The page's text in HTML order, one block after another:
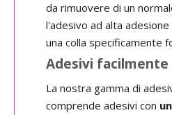
da rimuovere di un
l'adesivo ad alta
una colla specificamente
Adesivi
La nostra gamma di
comprende adesivi con